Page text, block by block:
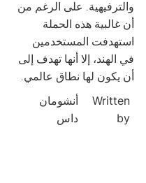
والترفيهية. على الرغم من
أن غالبية هذه الحملة
استهدفت المستخدمين
في الهند، إلا أنها تهدف إلى
أن يكون لها نطاق عالمي.
Written
by
أنشومان
داس